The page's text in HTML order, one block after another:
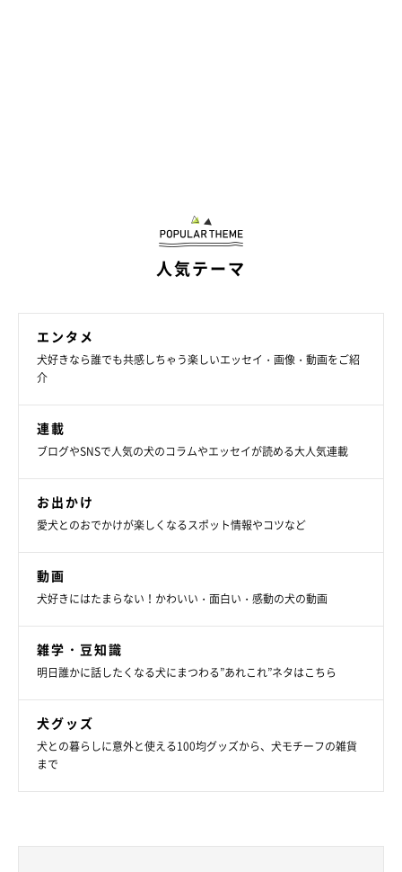
人気テーマ
エンタメ
犬好きなら誰でも共感しちゃう楽しいエッセイ・画像・動画をご紹
介
連載
ブログやSNSで人気の犬のコラムやエッセイが読める大人気連載
お出かけ
愛犬とのおでかけが楽しくなるスポット情報やコツなど
動画
犬好きにはたまらない！かわいい・面白い・感動の犬の動画
雑学・豆知識
明日誰かに話したくなる犬にまつわる”あれこれ”ネタはこちら
犬グッズ
犬との暮らしに意外と使える100均グッズから、犬モチーフの雑貨
まで